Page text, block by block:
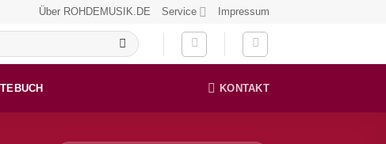
Über ROHDEMUSIK.DE Service Impressum
KONTAKT